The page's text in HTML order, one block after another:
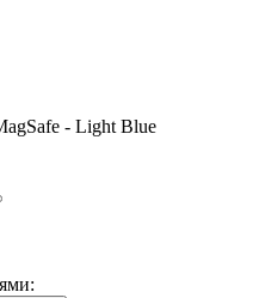
- Light Blue